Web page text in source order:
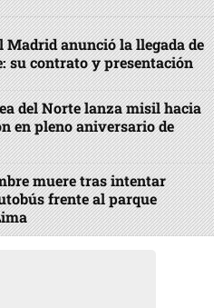
Madrid anunció la llegada de
su contrato y presentación
del Norte lanza misil hacia
en pleno aniversario de
muere tras intentar
frente al parque